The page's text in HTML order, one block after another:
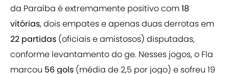
da Paraíba é extremamente positivo com18
vitórias, dois empates e apenas duas derrotas em
22 partidas (oficiais e amistosos) disputadas,
conforme levantamento do ge. Nesses jogos, o Fla
marcou 56 gols (média de 2,5 por jogo) e sofreu 19